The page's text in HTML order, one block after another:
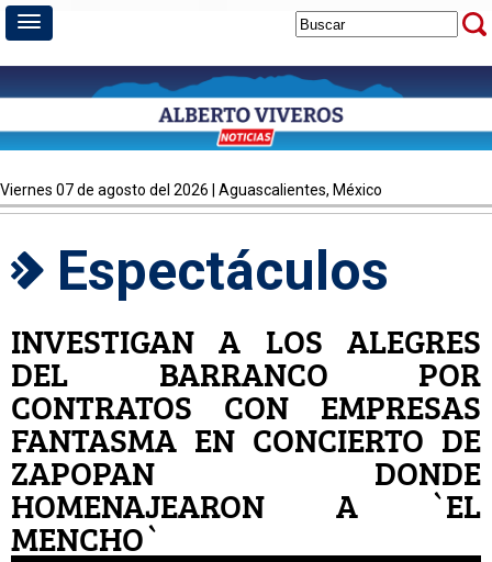
viernes 07 de agosto del 2026 | Aguascalientes, México
Espectáculos
INVESTIGAN A LOS ALEGRES
DEL BARRANCO POR
CONTRATOS CON EMPRESAS
FANTASMA EN CONCIERTO DE
ZAPOPAN DONDE
HOMENAJEARON A `EL
MENCHO`